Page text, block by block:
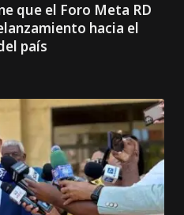
que el Foro Meta RD
hacia el
país